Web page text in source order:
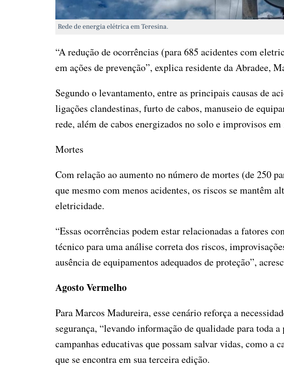
Rede de energia elétrica em Teresina.
“A redução de ocorrências (para 685 acidentes com
em ações de prevenção”, explica residente da Abradee,
Segundo o levantamento, entre as principais causas de
ligações clandestinas, furto de cabos, manuseio de
rede, além de cabos energizados no solo e improvisos
Mortes
Com relação ao aumento no número de mortes (de 250
que mesmo com menos acidentes, os riscos se mantêm
eletricidade.
“Essas ocorrências podem estar relacionadas a fatores
técnico para uma análise correta dos riscos,
ausência de equipamentos adequados de proteção”,
Agosto Vermelho
Para Marcos Madureira, esse cenário reforça a
segurança, “levando informação de qualidade para toda
campanhas educativas que possam salvar vidas, como a
que se encontra em sua terceira edição.